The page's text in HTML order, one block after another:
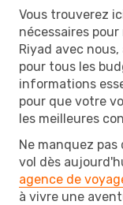
Vous trouverez
nécessaires
Riyad avec
pour tous les
informations
pour que votre
les meilleures
Ne manquez
vol dès
agence de
à vivre une